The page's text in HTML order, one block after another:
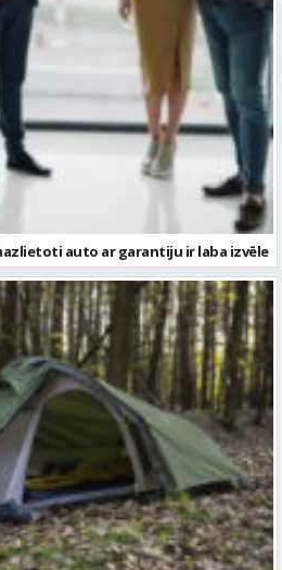
auto ar garantiju ir laba izvēle